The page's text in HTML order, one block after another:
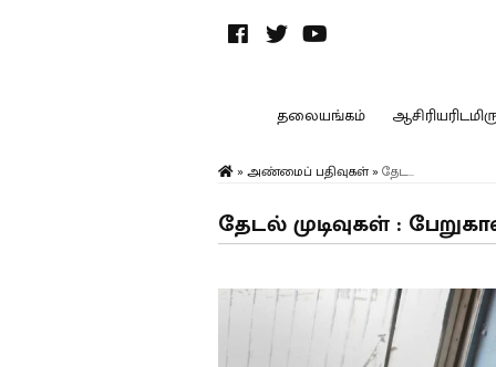
தலையங்கம்
» அண்மைப் பதிவுகள்» தேட...
தேடல் முடிவுகள் :